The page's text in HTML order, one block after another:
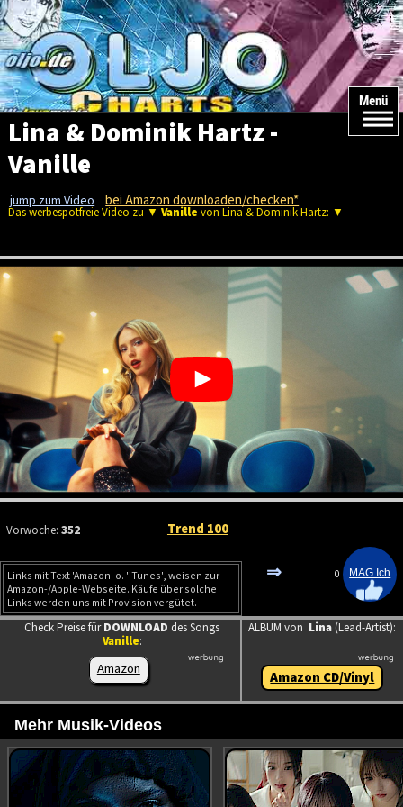
Menü
Lina & Dominik Hartz -
Vanille
jump zum Video bei Amazon downloaden/checken*
Das werbespotfreie Video zu ▼ Vanille von Lina & Dominik Hartz: ▼
Vorwoche: 352 Trend 100
Links mit Text 'Amazon' o. 'iTunes', weisen zur
Amazon-/Apple-Webseite. Käufe über solche
Links werden uns mit Provision vergütet.
⇒ 0
Check Preise fürDOWNLOAD des Songs
Vanille:
Amazon
ALBUM von Lina (Lead-Artist):
Amazon CD/Vinyl
Mehr Musik-Videos